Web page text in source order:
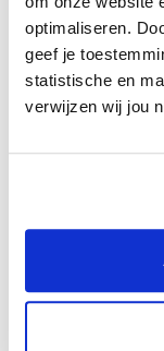
optimaliseren.
geef je
statistische en
verwijzen wij jou